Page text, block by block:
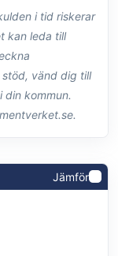
i tid riskerar
kan leda till
stöd, vänd dig till
kommun.
Jämför